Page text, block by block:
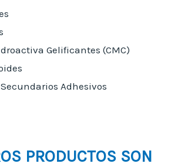
Gelificantes (CMC)
Adhesivos
PRODUCTOS SON